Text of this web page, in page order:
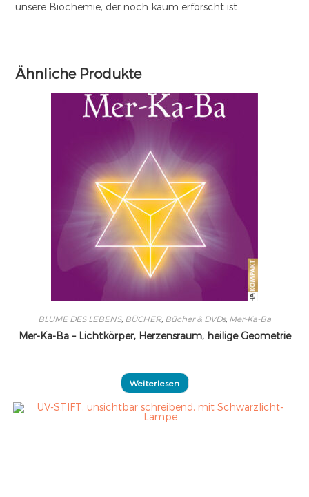
unsere Biochemie, der noch kaum erforscht ist.
Ähnliche Produkte
BLUME DES LEBENS, BÜCHER, Bücher & DVDs, Mer-Ka-Ba
Mer-Ka-Ba – Lichtkörper, Herzensraum, heilige Geometrie
Weiterlesen